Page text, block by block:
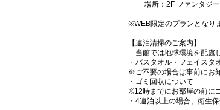
場所：2F ファンタジー
※WEB限定のプランとなり
【連泊清掃のご案内】
当館では地球環境を配慮
・バスタオル・フェイスタ
※ご不要の場合は事前にお
・ゴミ回収について
※12時までにお部屋の前に
・4連泊以上の場合、衛生